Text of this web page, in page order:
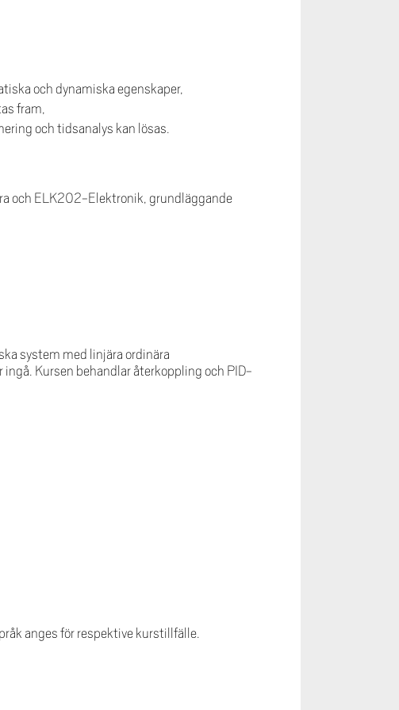
och dynamiska egenskaper,
fram,
och tidsanalys kan lösas.
och ELK202-Elektronik, grundläggande
system med linjära ordinära
Kursen behandlar återkoppling och PID-
anges för respektive kurstillfälle.